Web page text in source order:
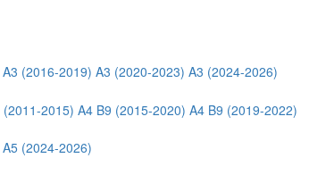
A3 (2016-2019) A3 (2020-2023) A3 (2024-2026)
(2011-2015) A4 B9 (2015-2020) A4 B9 (2019-2022)
A5 (2024-2026)